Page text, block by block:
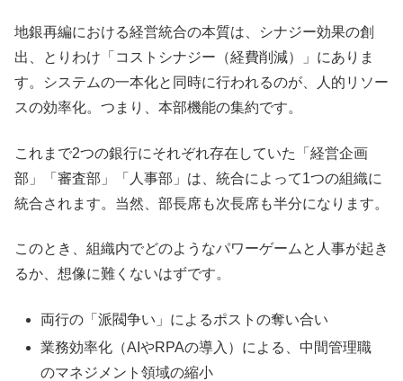
地銀再編における経営統合の本質は、シナジー効果の創
出、とりわけ「コストシナジー（経費削減）」にありま
す。システムの一本化と同時に行われるのが、人的リソー
スの効率化。つまり、本部機能の集約です。
これまで2つの銀行にそれぞれ存在していた「経営企画
部」「審査部」「人事部」は、統合によって1つの組織に
統合されます。当然、部長席も次長席も半分になります。
このとき、組織内でどのようなパワーゲームと人事が起き
るか、想像に難くないはずです。
両行の「派閥争い」によるポストの奪い合い
業務効率化（AIやRPAの導入）による、中間管理職
のマネジメント領域の縮小